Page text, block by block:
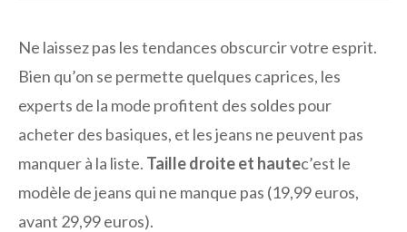
Ne laissez pas les tendances obscurcir votre esprit.
Bien qu’on se permette quelques caprices, les
experts de la mode profitent des soldes pour
acheter des basiques, et les jeans ne peuvent pas
manquer à la liste. Taille droite et hautec’est le
modèle de jeans qui ne manque pas (19,99 euros,
avant 29,99 euros).